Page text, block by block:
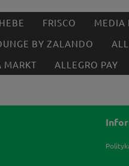
HEBE FRISCO MEDIA
BY ZALANDO
MARKT ALLEGRO PAY